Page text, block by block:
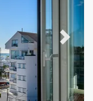
Next